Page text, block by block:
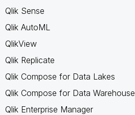
Qlik Sense
Qlik AutoML
QlikView
Qlik Replicate
Qlik Compose for Data Lakes
Qlik Compose for Data Warehouse
Qlik Enterprise Manager